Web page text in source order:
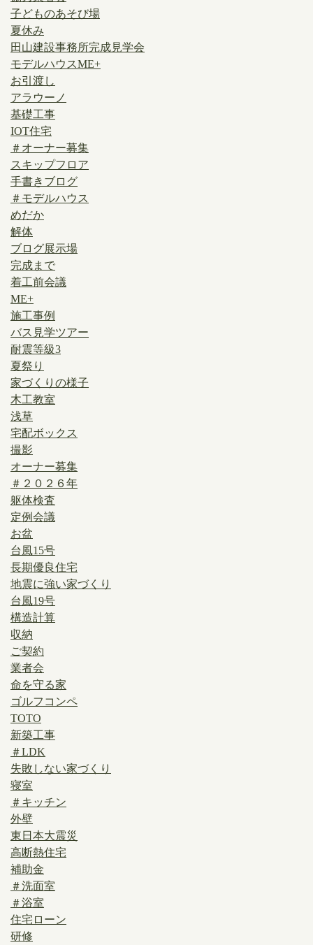
子どものあそび場
夏休み
田山建設事務所完成見学会
モデルハウスME+
お引渡し
アラウーノ
基礎工事
IOT住宅
＃オーナー募集
スキップフロア
手書きブログ
＃モデルハウス
めだか
解体
ブログ展示場
完成まで
着工前会議
ME+
施工事例
バス見学ツアー
耐震等級3
夏祭り
家づくりの様子
木工教室
浅草
宅配ボックス
撮影
オーナー募集
＃２０２６年
躯体検査
定例会議
お盆
台風15号
長期優良住宅
地震に強い家づくり
台風19号
構造計算
収納
ご契約
業者会
命を守る家
ゴルフコンペ
TOTO
新築工事
＃LDK
失敗しない家づくり
寝室
＃キッチン
外壁
東日本大震災
高断熱住宅
補助金
＃洗面室
＃浴室
住宅ローン
研修